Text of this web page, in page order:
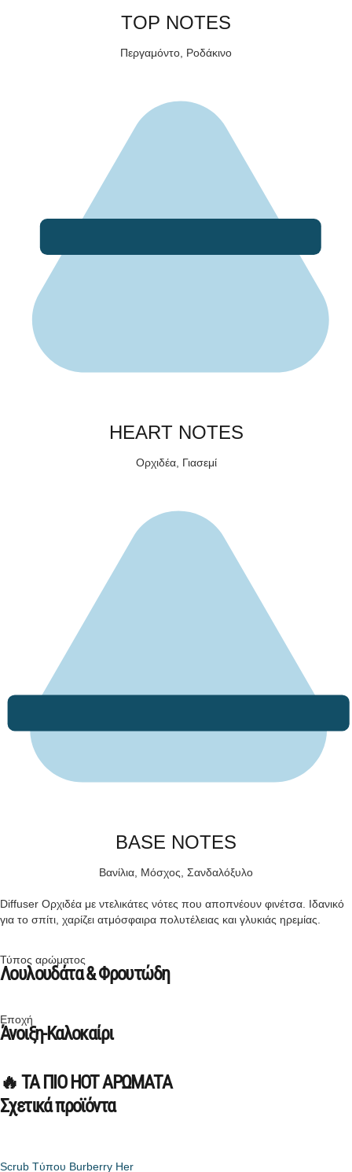
TOP NOTES
Περγαμόντο, Ροδάκινο
HEART NOTES
Ορχιδέα, Γιασεμί
BASE NOTES
Βανίλια, Μόσχος, Σανδαλόξυλο
Diffuser Ορχιδέα με ντελικάτες νότες που αποπνέουν φινέτσα. Ιδανικό
για το σπίτι, χαρίζει ατμόσφαιρα πολυτέλειας και γλυκιάς ηρεμίας.
Τύπος αρώματος
Λουλουδάτα & Φρουτώδη
Εποχή
Άνοιξη-Καλοκαίρι
🔥 ΤΑ ΠΙΟ HOT ΑΡΩΜΑΤΑ
Σχετικά προϊόντα
Scrub Tύπου Burberry Ηer